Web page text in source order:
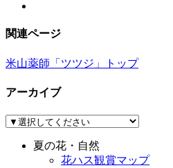
関連ページ
米山薬師「ツツジ」トップ
アーカイブ
夏の花・自然
花ハス観賞マップ